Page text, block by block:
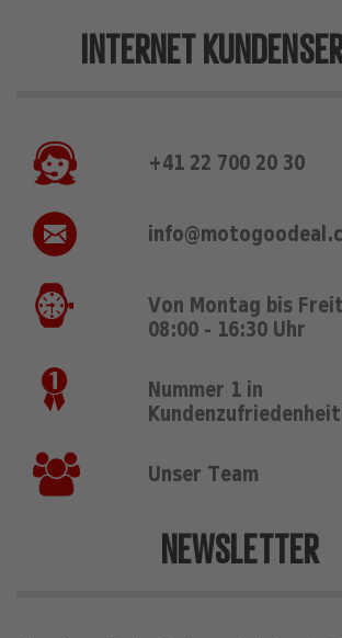
INTERNET
+41 22 700 20 30
Von Montag bis
08:00 - 16:30 Uhr
Nummer 1 in
Kundenzufriedenheit
Unser Team
NEWSLETTER